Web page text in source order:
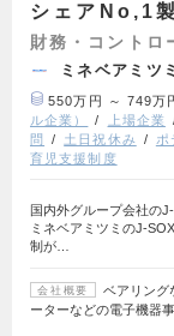
シェアNo,1
財務・コントロ
ミネベアミツ
550万円 ～ 749万
ル企業）
上場企業
問
土日祝休み ポ
育児支援制度
国内外グループ会社の
ミネベアミツミのJ-
制が…
会社概要
ベアリング
ーターなどの電子機器